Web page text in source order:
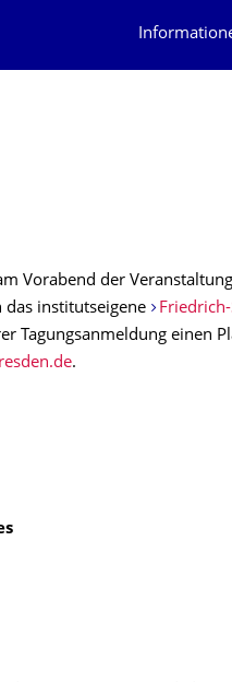
Vorabend der
institutseigene
Tagungsanmeldung einen
.